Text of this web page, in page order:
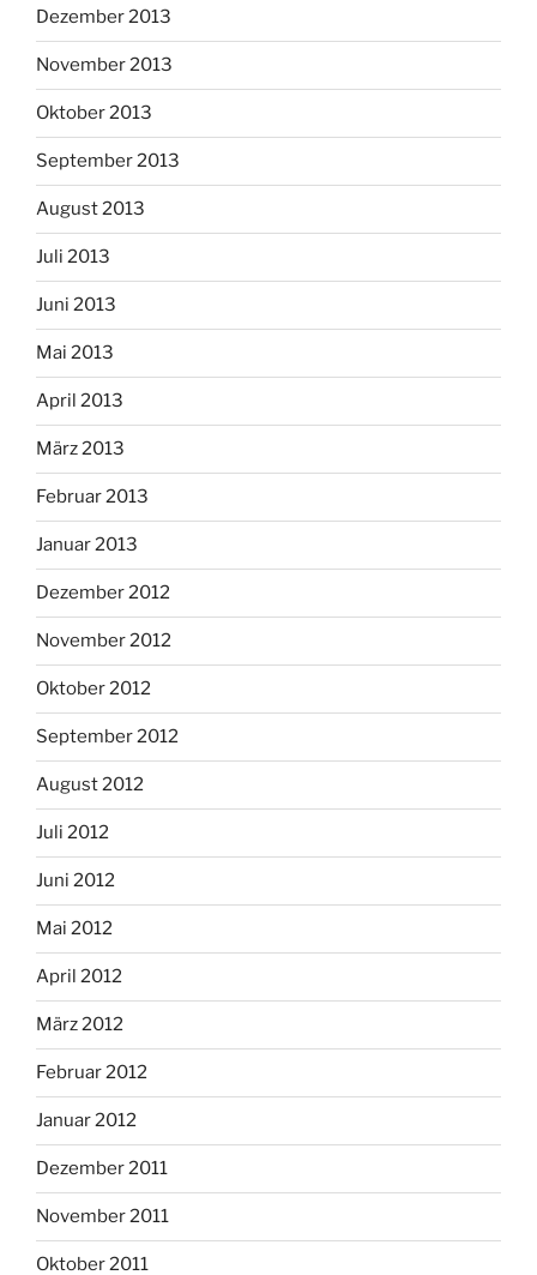
Dezember 2013
November 2013
Oktober 2013
September 2013
August 2013
Juli 2013
Juni 2013
Mai 2013
April 2013
März 2013
Februar 2013
Januar 2013
Dezember 2012
November 2012
Oktober 2012
September 2012
August 2012
Juli 2012
Juni 2012
Mai 2012
April 2012
März 2012
Februar 2012
Januar 2012
Dezember 2011
November 2011
Oktober 2011